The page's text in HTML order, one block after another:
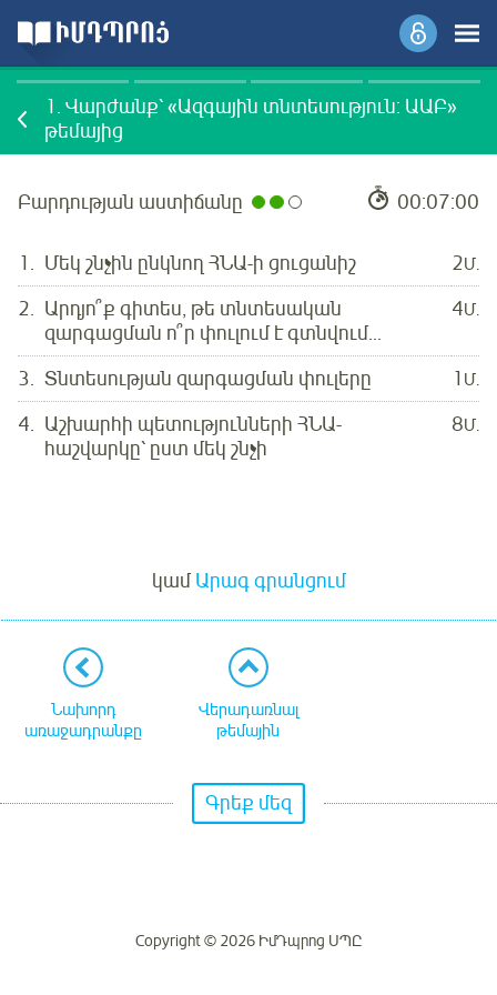
1. Վարժանք՝ «Ազգային տնտեսություն: ԱԱԲ»
թեմայից
Բարդության աստիճանը 00:07:00
1. Մեկ շնչին ընկնող ՀՆԱ-ի ցուցանիշ 2Մ.
2. Արդյո՞ք գիտես, թե տնտեսական
զարգացման ո՞ր փուլում է գտնվում...
4Մ.
3. Տնտեսության զարգացման փուլերը 1 Մ.
4. Աշխարհի պետությունների ՀՆԱ-
հաշվարկը՝ ըստ մեկ շնչի
8Մ.
կամԱրագ գրանցում
Նախորդ
առաջադրանքը
Վերադառնալ
թեմային
Գրեք մեզ
Copyright © 2026 ԻմԴպրոց ՍՊԸ